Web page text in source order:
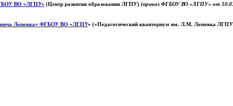
ВО «ЛГПУ» (Центр развития образования ЛГПУ) (приказ ФГБОУ ВО «ЛГПУ» от
Лоповка» ФГБОУ ВО «ЛГПУ» («Педагогический кванториум им. Л.М. Лоповка